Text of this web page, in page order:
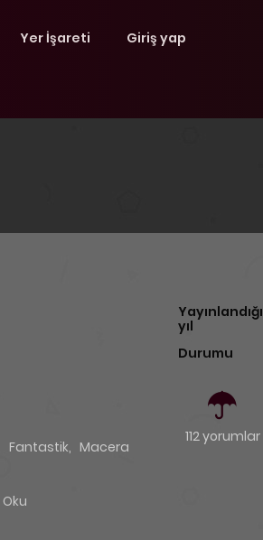
Yer İşareti Giriş yap
Fantastik, Macera
Yayınlandığı
yıl
Durumu
112 yorumlar